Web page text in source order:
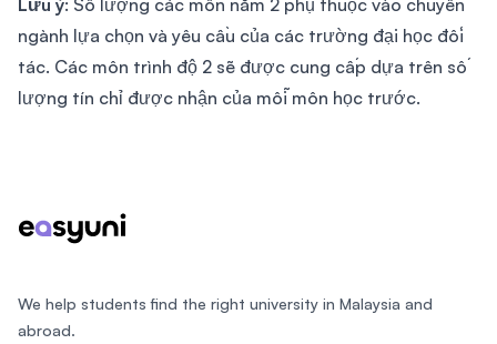
Lưu ý: Số lượng các môn năm 2 phụ thuộc vào chuyên
ngành lựa chọn và yêu cầu của các trường đại học đối
tác. Các môn trình độ 2 sẽ được cung cấp dựa trên số
lượng tín chỉ được nhận của mỗi môn học trước.
We help students find the right university in Malaysia and
abroad.